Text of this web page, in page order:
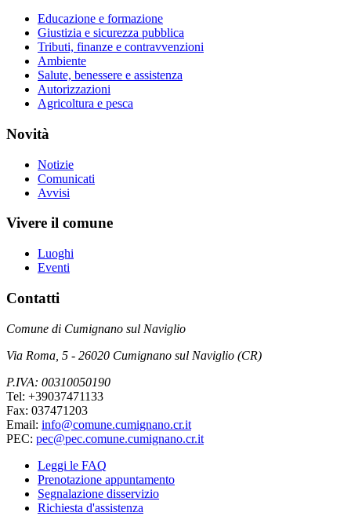
Educazione e formazione
Giustizia e sicurezza pubblica
Tributi, finanze e contravvenzioni
Ambiente
Salute, benessere e assistenza
Autorizzazioni
Agricoltura e pesca
Novità
Notizie
Comunicati
Avvisi
Vivere il comune
Luoghi
Eventi
Contatti
Comune di Cumignano sul Naviglio
Via Roma, 5 - 26020 Cumignano sul Naviglio (CR)
P.IVA: 00310050190
Tel: +39037471133
Fax: 037471203
Email: info@comune.cumignano.cr.it
PEC: pec@pec.comune.cumignano.cr.it
Leggi le FAQ
Prenotazione appuntamento
Segnalazione disservizio
Richiesta d'assistenza